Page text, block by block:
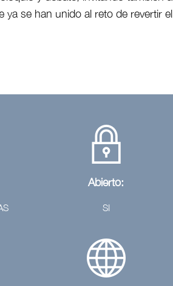
ya se han unido al reto de revertir el
Abierto:
SI